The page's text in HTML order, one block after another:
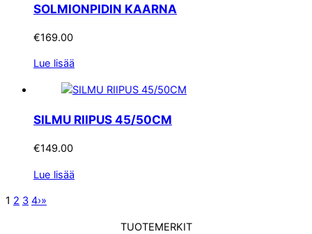
SOLMIONPIDIN KAARNA
€169.00
Lue lisää
SILMU RIIPUS 45/50CM
€149.00
Lue lisää
1 2 3 4›»
TUOTEMERKIT